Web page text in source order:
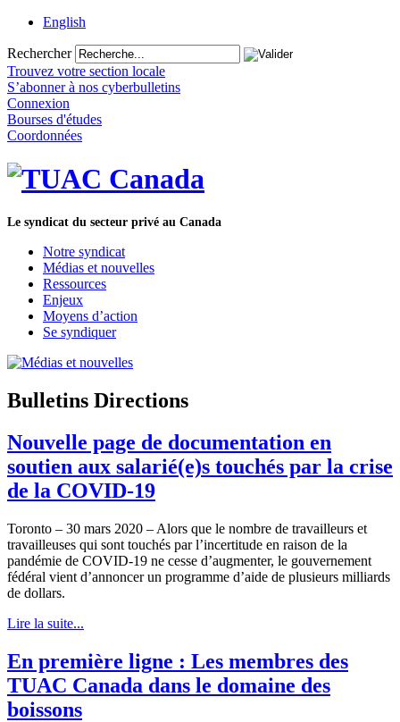
English
Rechercher
Trouvez votre section locale
S’abonner à nos cyberbulletins
Connexion
Bourses d'études
Coordonnées
Le syndicat du secteur privé au Canada
Notre syndicat
Médias et nouvelles
Ressources
Enjeux
Moyens d’action
Se syndiquer
Bulletins Directions
Nouvelle page de documentation en
soutien aux salarié(e)s touchés par la crise
de la COVID-19
Toronto – 30 mars 2020 – Alors que le nombre de travailleurs et
travailleuses qui sont touchés par l’incertitude en raison de la
pandémie de COVID-19 ne cesse d’augmenter, le gouvernement
fédéral vient d’annoncer un programme d’aide de plusieurs milliards
de dollars.
Lire la suite...
En première ligne : Les membres des
TUAC Canada dans le domaine des
boissons